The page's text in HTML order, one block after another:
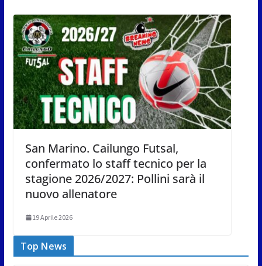
San Marino. Cailungo Futsal,
confermato lo staff tecnico per la
stagione 2026/2027: Pollini sarà il
nuovo allenatore
19 Aprile 2026
Top News